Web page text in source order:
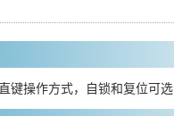
键操作方式，自锁和复位可选